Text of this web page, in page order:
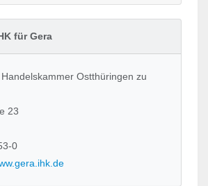
für Gera
Ostthüringen zu
23
0